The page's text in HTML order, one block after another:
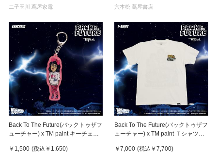
二子玉川 蔦屋家電 六本松 蔦屋書店
Back To The Future(バックトゥザフ
ューチャー) x TM paint キーチェー
￥1,500 (税込 ￥1,650)
Back To The Future(バックトゥザフ
ューチャー) x TM paint Ｔシャツ
￥7,000 (税込 ￥7,700)